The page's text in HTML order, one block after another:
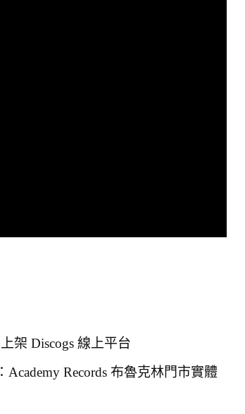
架 Discogs 線上平台
：Academy Records 布魯克林門市實體